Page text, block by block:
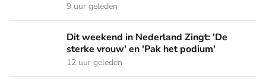
9 uur geleden
Dit weekend in Nederland Zingt: 'De sterke vrouw' en 'Pak
Dit weekend in Nederland Zingt: 'De
sterke vrouw' en 'Pak het podium'
12 uur geleden